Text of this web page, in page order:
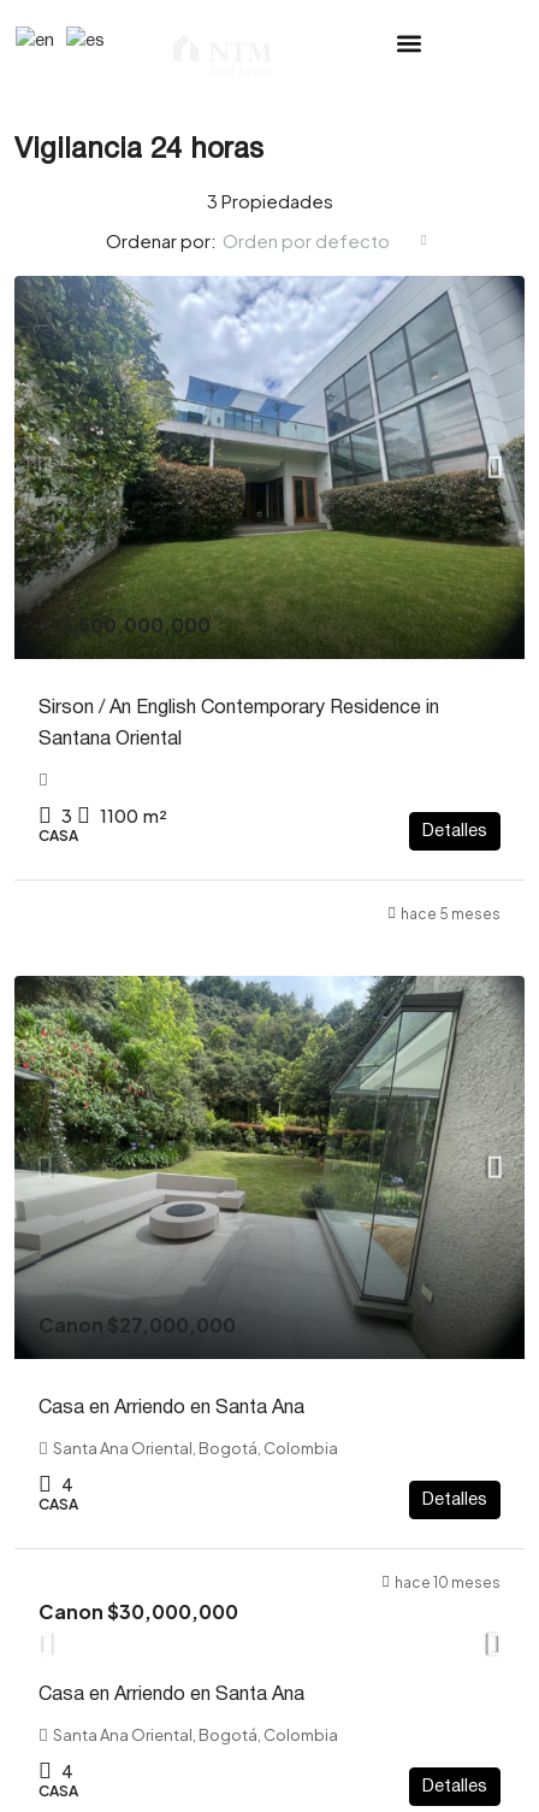
Vigilancia 24 horas
3 Propiedades
Ordenar por: Orden por defecto
$13,500,000,000
Sirson / An English Contemporary Residence in
Santana Oriental
3 1100 m²
CASA Detalles
hace 5 meses
Canon $27,000,000
Casa en Arriendo en Santa Ana
Santa Ana Oriental, Bogotá, Colombia
4
CASA Detalles
hace 10 meses
Canon$30,000,000
Casa en Arriendo en Santa Ana
Santa Ana Oriental, Bogotá, Colombia
4
CASA Detalles